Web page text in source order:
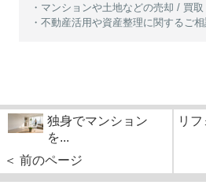
・マンションや土地などの売却 / 買取
・不動産活用や資産整理に関するご相
独身でマンション
を...
＜ 前のページ
リ